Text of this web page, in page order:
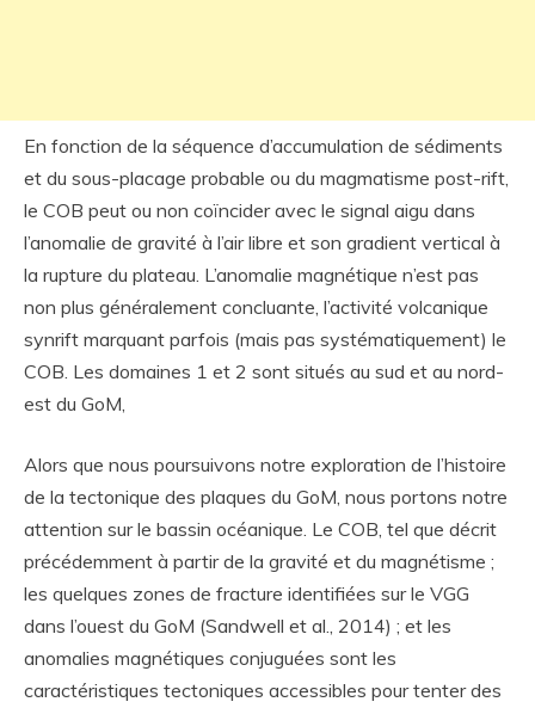
En fonction de la séquence d’accumulation de sédiments
et du sous-placage probable ou du magmatisme post-rift,
le COB peut ou non coïncider avec le signal aigu dans
l’anomalie de gravité à l’air libre et son gradient vertical à
la rupture du plateau. L’anomalie magnétique n’est pas
non plus généralement concluante, l’activité volcanique
synrift marquant parfois (mais pas systématiquement) le
COB. Les domaines 1 et 2 sont situés au sud et au nord-
est du GoM,
Alors que nous poursuivons notre exploration de l’histoire
de la tectonique des plaques du GoM, nous portons notre
attention sur le bassin océanique. Le COB, tel que décrit
précédemment à partir de la gravité et du magnétisme ;
les quelques zones de fracture identifiées sur le VGG
dans l’ouest du GoM (Sandwell et al., 2014) ; et les
anomalies magnétiques conjuguées sont les
caractéristiques tectoniques accessibles pour tenter des